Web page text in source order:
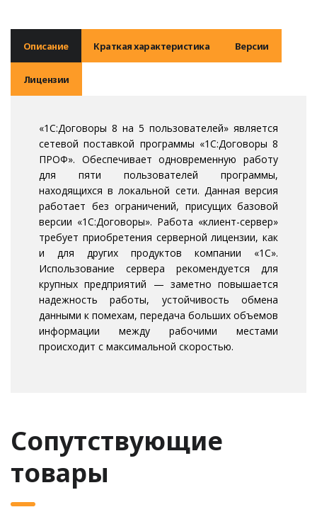
Описание Краткая характеристика Версии
Лицензии
«1С:Договоры 8 на 5 пользователей» является
сетевой поставкой программы «1С:Договоры 8
ПРОФ». Обеспечивает одновременную работу
для пяти пользователей программы,
находящихся в локальной сети. Данная версия
работает без ограничений, присущих базовой
версии «1С:Договоры». Работа «клиент-сервер»
требует приобретения серверной лицензии, как
и для других продуктов компании «1С».
Использование сервера рекомендуется для
крупных предприятий — заметно повышается
надежность работы, устойчивость обмена
данными к помехам, передача больших объемов
информации между рабочими местами
происходит с максимальной скоростью.
Сопутствующие
товары